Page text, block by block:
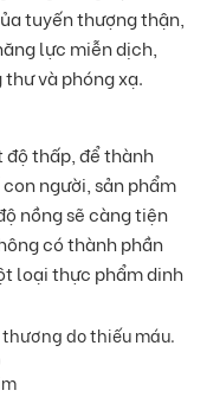
tuyến thượng thận,
lực miễn dịch,
và phóng xạ.
độ thấp, để thành
người, sản phẩm
nồng sẽ càng tiện
có thành phần
loại thực phẩm dinh
do thiếu máu.